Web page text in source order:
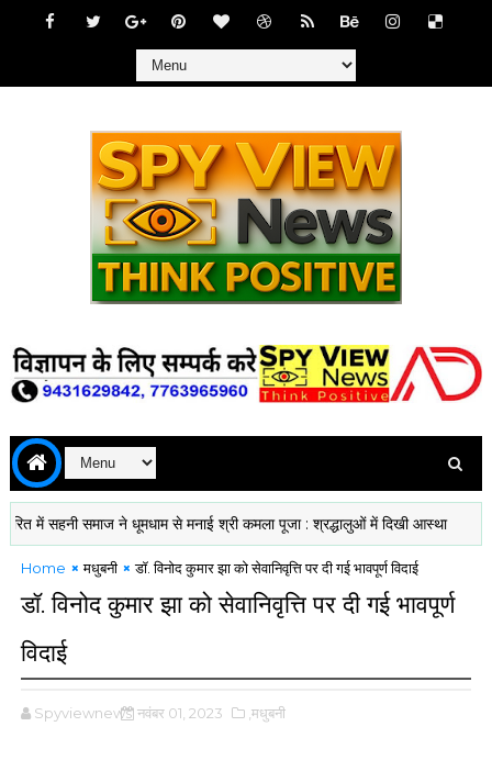
सहनी समाज ने धूमधाम से मनाई श्री कमला पूजा : श्रद्धालुओं में दिखी आस्था
Home मधुबनी डॉ. विनोद कुमार झा को सेवानिवृत्ति पर दी गई भावपूर्ण विदाई
डॉ. विनोद कुमार झा को सेवानिवृत्ति पर दी गई भावपूर्ण
विदाई
Spyviewnews नवंबर 01, 2023 ,मधुबनी